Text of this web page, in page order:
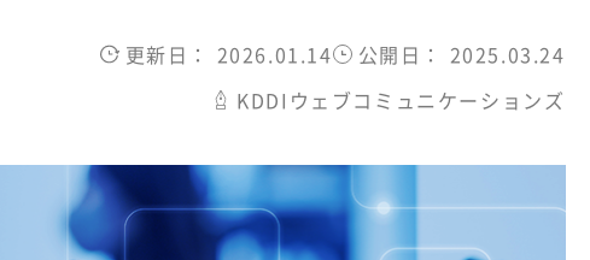
更新日： 2026.01.14 公開日： 2025.03.24
KDDIウェブコミュニケーションズ